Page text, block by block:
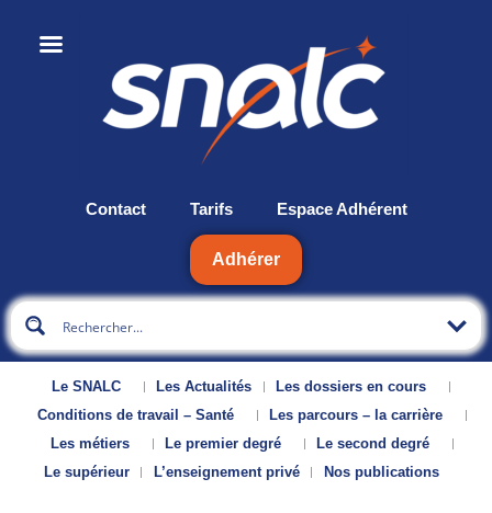
Contact Tarifs Espace Adhérent
Adhérer
Le SNALC Les Actualités
Les dossiers en cours
Conditions de travail – Santé
Les parcours – la carrière
Les métiers
Le premier degré
Le second degré
Le supérieur
L’enseignement privé Nos publications